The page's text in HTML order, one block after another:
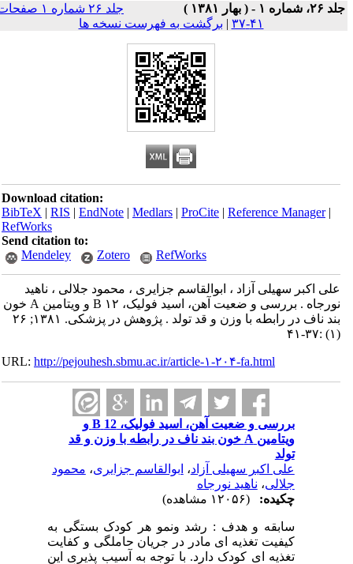
شماره ۱ - ( بهار ۱۳۸۱ )
جلد ۲۶ شماره ۱ صفحات
۴۱-۳۷
|برگشت به فهرست نسخه ها
Download citation:
BibTeX|RIS|EndNote|Medlars|ProCite|Reference Manager
RefWorks
Send citation to:
Mendeley
Zotero RefWorks
علی اکبر سهیلی آزاد ، ابوالقاسم جزایری ، محمود جلالی ، ناهید
نورجاه . بررسی و ضعیت آهن، اسید فولیک، ۱۲ B و ویتامین A خون
بند ناف در رابطه با وزن و قد تولد . پژوهش در پزشکی. ۱۳۸۱; ۲۶
URL:http://pejouhesh.sbmu.ac.ir/article-۱-۲۰۴-fa.html
بررسی و ضعیت آهن، اسید فولیک، 12 B و
ویتامین A خون بند ناف در رابطه با وزن و قد
تولد
علی اکبر سهیلی آزاد ،ابوالقاسم جزایری،محمود
جلالی،ناهید نورجاه
چکیده:
سابقه و هدف : رشد ونمو هر کودک بستگی به
کیفیت تغذیه ای مادر در جریان حاملگی و کفایت
تغذیه ای کودک دارد. با توجه به آسیب پذیری این